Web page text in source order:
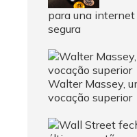
para una
segura
Walter Massey,
vocação superior